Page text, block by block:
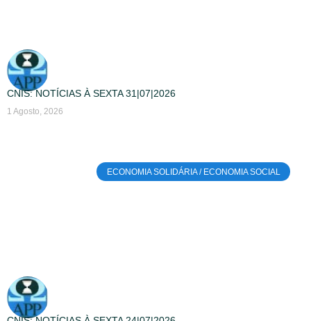
CNIS: NOTÍCIAS À SEXTA 31|07|2026
1 Agosto, 2026
ECONOMIA SOLIDÁRIA / ECONOMIA SOCIAL